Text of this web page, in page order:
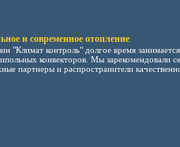
и современное отопление
"Климат контроль" долгое время
конвекторов. Мы зарекомендовали
партнеры и распространители